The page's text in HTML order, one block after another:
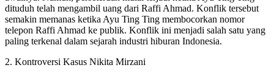
dituduh telah mengambil uang dari Raffi Ahmad. Konflik tersebut
semakin memanas ketika Ayu Ting Ting membocorkan nomor
telepon Raffi Ahmad ke publik. Konflik ini menjadi salah satu yang
paling terkenal dalam sejarah industri hiburan Indonesia.
2. Kontroversi Kasus Nikita Mirzani